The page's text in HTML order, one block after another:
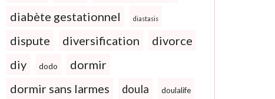
diabète gestationnel diastasis
dispute diversification
divorce
diy
dodo
dormir
dormir sans larmes
doula doulalife